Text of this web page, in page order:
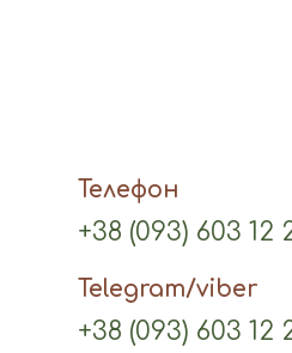
Телефон
+38 (093) 603 12
Telegram/viber
+38 (093) 603 12